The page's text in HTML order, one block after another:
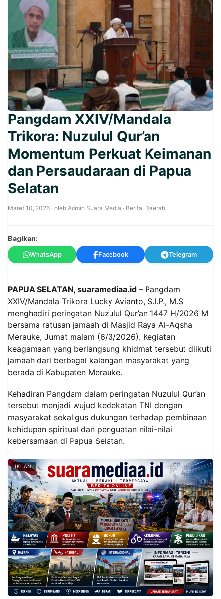
Pangdam XXIV/Mandala
Trikora: Nuzulul Qur’an
Momentum Perkuat Keimanan
dan Persaudaraan di Papua
Selatan
Maret 10, 2026 · oleh Admin Suara Media · Berita, Daerah
Bagikan:
WhatsApp Facebook Telegram
PAPUA SELATAN, suaramediaa.id – Pangdam
XXIV/Mandala Trikora Lucky Avianto, S.I.P., M.Si
menghadiri peringatan Nuzulul Qur’an 1447 H/2026 M
bersama ratusan jamaah di Masjid Raya Al-Aqsha
Merauke, Jumat malam (6/3/2026). Kegiatan
keagamaan yang berlangsung khidmat tersebut diikuti
jamaah dari berbagai kalangan masyarakat yang
berada di Kabupaten Merauke.
Kehadiran Pangdam dalam peringatan Nuzulul Qur’an
tersebut menjadi wujud kedekatan TNI dengan
masyarakat sekaligus dukungan terhadap pembinaan
kehidupan spiritual dan penguatan nilai-nilai
kebersamaan di Papua Selatan.
IKLAN